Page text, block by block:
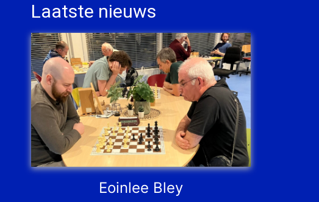
Laatste nieuws
Eoinlee Bley